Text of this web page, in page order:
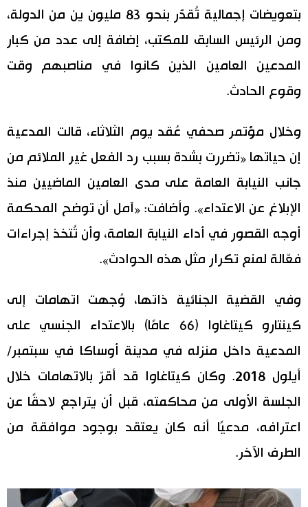
تجارب وآراء
مجتمع
طوكيو
إعلان
اللغة اليابانية
موسوعة اليابان
المطبخ الياباني
تواصل معنا
بتعويضات إجمالية تُقدَّر بنحو 83 مليون ين من الدولة،
ومن الرئيس السابق للمكتب، إضافة إلى عدد من كبار
المدعين العامين الذين كانوا في مناصبهم وقت
وقوع الحادث.
وخلال مؤتمر صحفي عُقد يوم الثلاثاء، قالت المدعية
إن حياتها «تضررت بشدة بسبب رد الفعل غير الملائم من
جانب النيابة العامة على مدى العامين الماضيين منذ
الإبلاغ عن الاعتداء». وأضافت: «آمل أن توضح المحكمة
أوجه القصور في أداء النيابة العامة، وأن تُتخذ إجراءات
فعّالة لمنع تكرار مثل هذه الحوادث».
وفي القضية الجنائية ذاتها، وُجهت اتهامات إلى
كينتارو كيتاغاوا (66 عامًا) بالاعتداء الجنسي على
المدعية داخل منزله في مدينة أوساكا في سبتمبر/
أيلول 2018. وكان كيتاغاوا قد أقرّ بالاتهامات خلال
الجلسة الأولى من محاكمته، قبل أن يتراجع لاحقًا عن
اعترافه، مدعيًا أنه كان يعتقد بوجود موافقة من
الطرف الآخر.